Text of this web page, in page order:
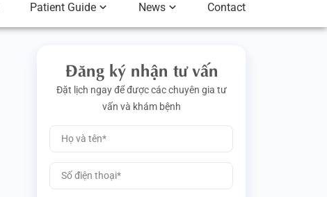
Patient Guide News Contact
Đăng ký nhận tư vấn
Đặt lịch ngay để được các chuyên gia tư
vấn và khám bệnh